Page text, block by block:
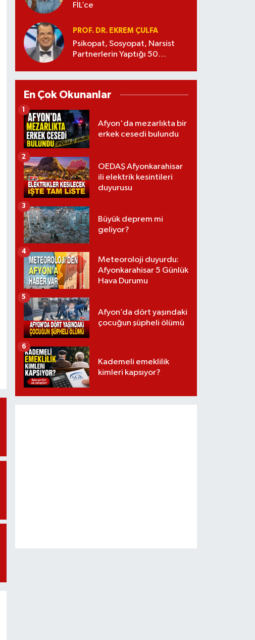
FİL’ce
PROF. DR. EKREM ÇULFA
Psikopat, Sosyopat, Narsist
Partnerlerin Yaptığı 50
En Çok Okunanlar
Afyon'da mezarlıkta bir
erkek cesedi bulundu
1
OEDAŞ Afyonkarahisar
ili elektrik kesintileri
duyurusu
2
Büyük deprem mi
geliyor?
3
Meteoroloji duyurdu:
Afyonkarahisar 5 Günlük
Hava Durumu
4
Afyon’da dört yaşındaki
çocuğun şüpheli ölümü
5
Kademeli emeklilik
kimleri kapsıyor?
6